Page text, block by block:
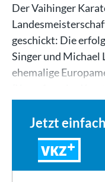
Der Vaihinger
geschickt: Die
Singer und Michael
ehemalige
Jetzt
VKZ